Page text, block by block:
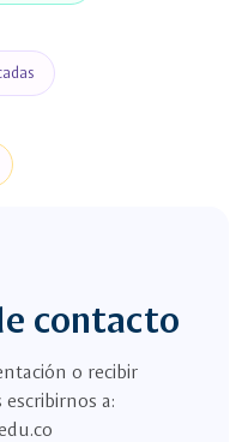
contacto
o recibir
a: